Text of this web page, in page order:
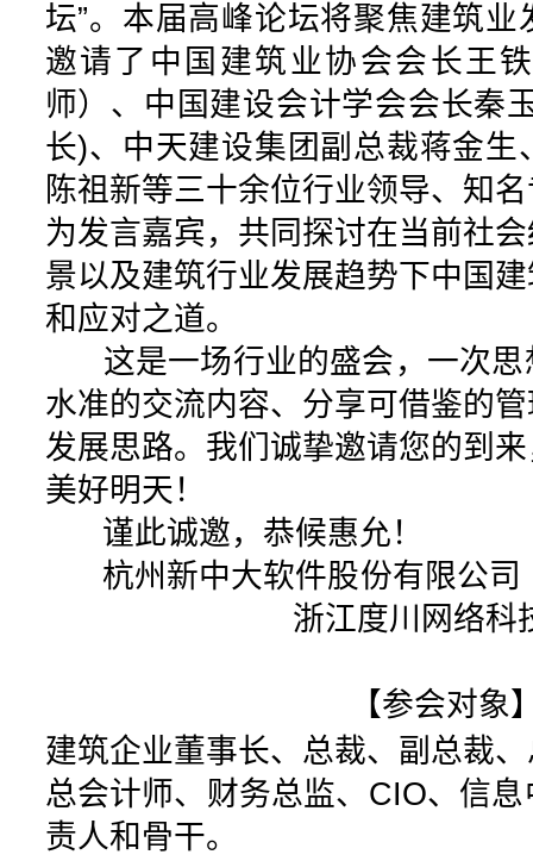
坛”。本届高峰论坛将聚焦建筑
邀请了中国建筑业协会会长王
师）、中国建设会计学会会长秦
长)、中天建设集团副总裁蒋金生
陈祖新等三十余位行业领导、知
为发言嘉宾，共同探讨在当前社
景以及建筑行业发展趋势下中国
和应对之道。
这是一场行业的盛会，一次思
水准的交流内容、分享可借鉴的
发展思路。我们诚挚邀请您的到
美好明天！
谨此诚邀，恭候惠允！
杭州新中大软件
浙江度川网络科技
【参会对象
建筑企业董事长、总裁、副总裁
总会计师、财务总监、CIO、信
责人和骨干。